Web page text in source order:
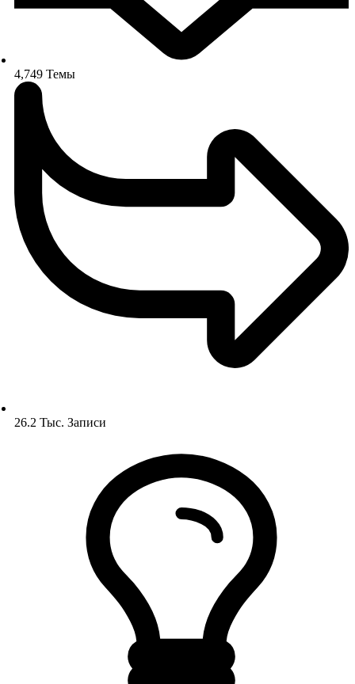
4,749 Темы
26.2 Тыс. Записи